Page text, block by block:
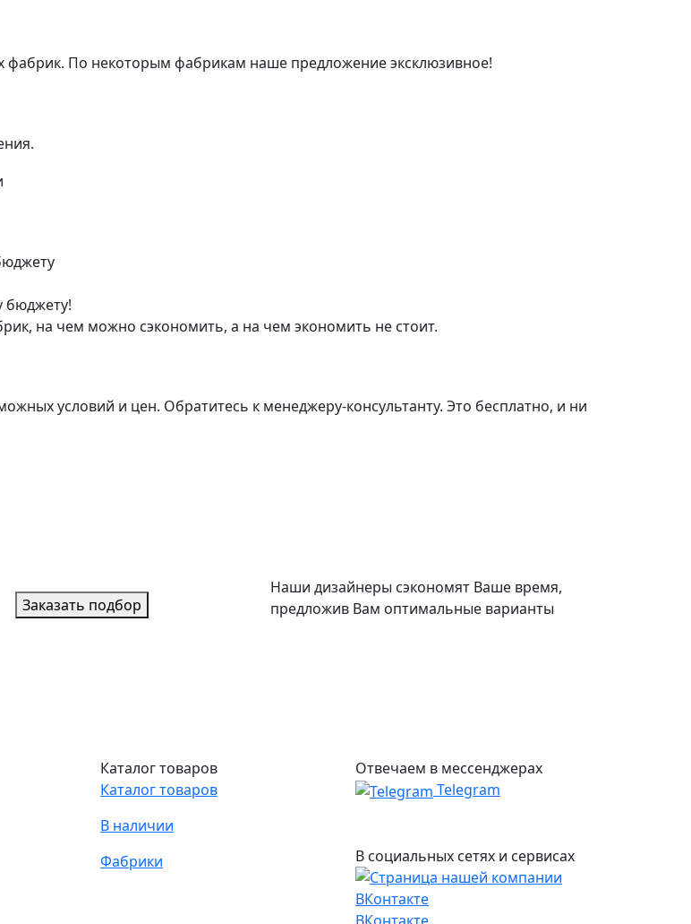
фабрик. По некоторым фабрикам наше предложение эксклюзивное!
бюджету!
на чем можно сэкономить, а на чем экономить не стоит.
условий и цен. Обратитесь к менеджеру-консультанту. Это бесплатно, и ни
Заказать подбор
Наши дизайнеры сэкономят Ваше время,
предложив Вам оптимальные варианты
Каталог товаров
Каталог товаров
В наличии
Фабрики
Отвечаем в мессенджерах
Telegram
В социальных сетях и сервисах